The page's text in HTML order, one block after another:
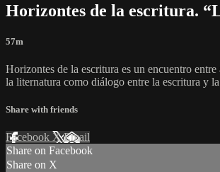
Horizontes de la escritura.
57m
Horizontes de la escritura es un encuentro
la liternatura como diálogo entre la escritura y
Share with friends
Facebook XEmail
Share on Facebook
Share on X